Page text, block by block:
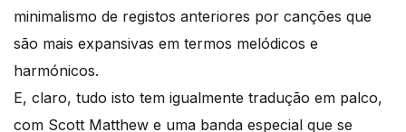
minimalismo de registos anteriores por canções que
são mais expansivas em termos melódicos e
harmónicos.
E, claro, tudo isto tem igualmente tradução em palco,
com Scott Matthew e uma banda especial que se